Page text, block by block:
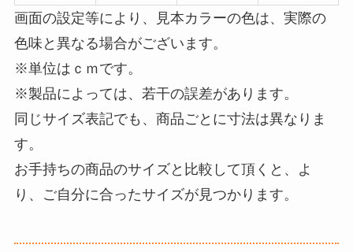
画面の設定等により、見本カラーの色は、実際の
色味と異なる場合がございます。
※単位はｃｍです。
※製品によっては、若干の誤差があります。
同じサイズ表記でも、商品ごとに寸法は異なりま
す。
お手持ちの商品のサイズと比較して頂くと、よ
り、ご自分に合ったサイズが見つかります。